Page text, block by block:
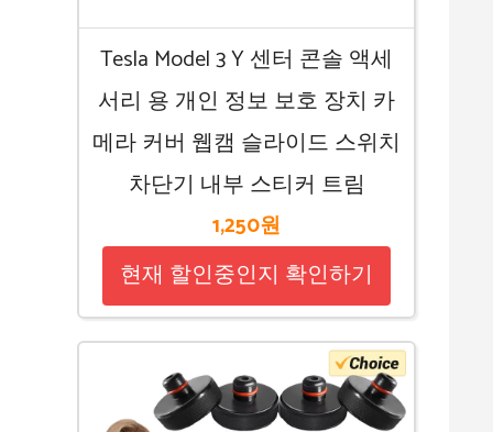
Tesla Model 3 Y 센터 콘솔 액세
서리 용 개인 정보 보호 장치 카
메라 커버 웹캠 슬라이드 스위치
차단기 내부 스티커 트림
1,250원
현재 할인중인지 확인하기